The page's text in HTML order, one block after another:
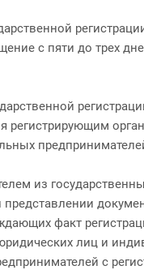
с пяти до трех
регистрирующим
из
факт
лиц и
с